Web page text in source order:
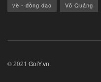
vè - đồng dao Võ Quảng
© 2021 GoiY.vn.